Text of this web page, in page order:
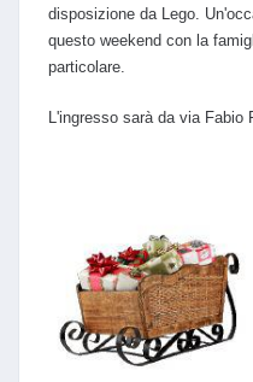
disposizione da Lego.
questo weekend con la
particolare.
L'ingresso sarà da via Fabio